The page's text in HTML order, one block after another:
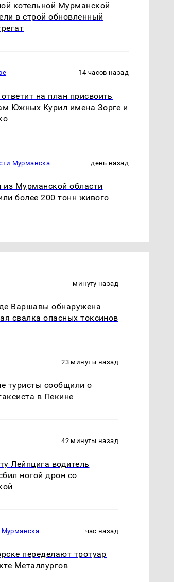
казны
рублей
Кавказе: смотреть
котельной Мурманской
в строй обновленный
14 часов назад
на план присвоить
Южных Курил имена Зорге и
Мурманска день назад
из Мурманской области
более 200 тонн живого
минуту назад
Варшавы обнаружена
свалка опасных токсинов
23 минуты назад
туристы сообщили о
в Пекине
42 минуты назад
Лейпцига водитель
ногой дрон со
Мурманска час назад
переделают тротуар
Металлургов